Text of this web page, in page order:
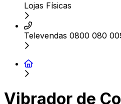
Lojas Físicas
Televendas 0800 080
Vibrador de